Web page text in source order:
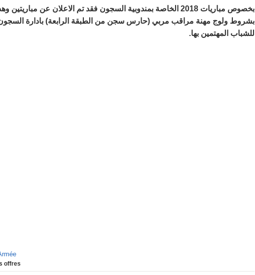
بخصوص مباريات 2018 الخاصة بمندوبية السجون فقد تم الاعلان عن
بشروط ولوج مهنة مراقب مربي (حارس سجن من الطبقة الرابعة) بادارة السجون
للشباب المهتمين بها.
offres